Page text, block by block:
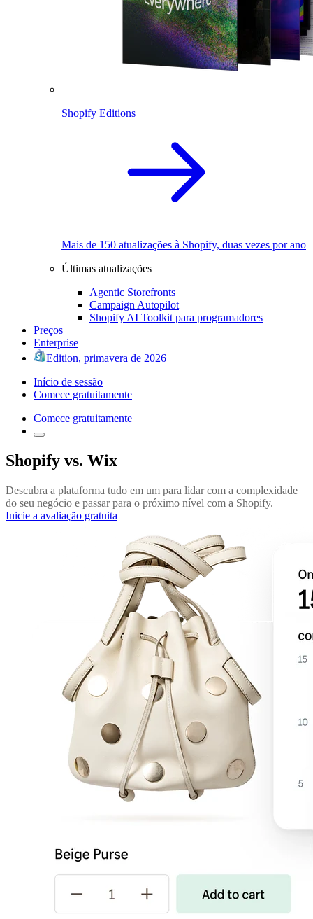
Shopify Editions
Mais de 150 atualizações à Shopify, duas vezes por ano
Últimas atualizações
Agentic Storefronts
Campaign Autopilot
Shopify AI Toolkit para programadores
Preços
Enterprise
Edition, primavera de 2026
Início de sessão
Comece gratuitamente
Comece gratuitamente
Shopify vs. Wix
Descubra a plataforma tudo em um para lidar com a complexidade
do seu negócio e passar para o próximo nível com a Shopify.
Inicie a avaliação gratuita